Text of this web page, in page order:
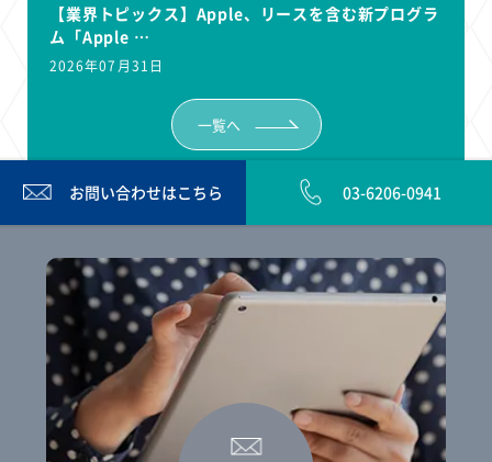
【業界トピックス】Apple、リースを含む新プログラ
ム「Apple …
2026年07月31日
一覧へ
お問い合わせはこちら 03-6206-0941